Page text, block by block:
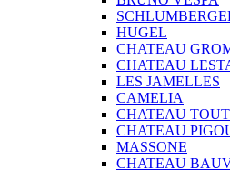
HUGEL
CHATEAU
CHATEAU
LES JAMELLES
CAMELIA
CHATEAU
CHATEAU
MASSONE
CHATEAU